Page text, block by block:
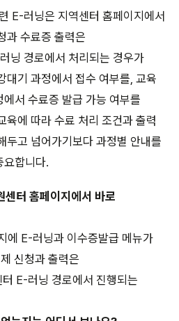
E-러닝은 지역센터 홈페이지에서
과 수료증 출력은
닝 경로에서 처리되는 경우가
대기 과정에서 접수 여부를, 교육
서 수료증 발급 가능 여부를
육에 따라 수료 처리 조건과 출력
두고 넘어가기보다 과정별 안내를
요합니다.
센터 홈페이지에서 바로
에 E-러닝과 이수증발급 메뉴가
신청과 출력은
E-러닝 경로에서 진행되는